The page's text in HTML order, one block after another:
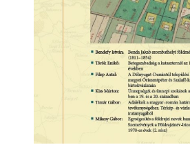
Magyar Állatorvosok Lapja